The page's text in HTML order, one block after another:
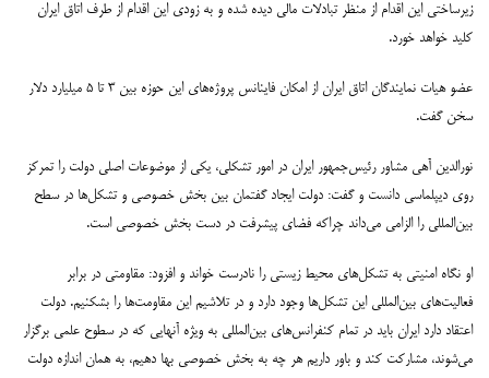
زیرساختی این اقدام از منظر تبادلات مالی دیده شده و به زودی این اقدام از طرف اتاق ایران
کلید خواهد خورد.
عضو هیات نمایندگان اتاق ایران از امکان فاینانس پروژه‌های این حوزه بین ۳ تا ۵ میلیارد دلار
سخن گفت.
نورالدین آهی مشاور رئیس‌جمهور ایران در امور تشکلی، یکی از موضوعات اصلی دولت را تمرکز
روی دیپلماسی دانست و گفت: دولت ایجاد گفتمان بین بخش خصوصی و تشکل‌ها در سطح
بین‌المللی را الزامی می‌داند چراکه فضای پیشرفت در دست بخش خصوصی است.
او نگاه امنیتی به تشکل‌های محیط زیستی را نادرست خواند و افزود: مقاومتی در برابر
فعالیت‌های بین‌المللی این تشکل‌ها وجود دارد و در تلاشیم این مقاومت‌ها را بشکنیم. دولت
اعتقاد دارد ایران باید در تمام کنفرانس‌های بین‌المللی به ویژه آنهایی که در سطوح علمی برگزار
می‌شوند، مشارکت کند و باور داریم هر چه به بخش خصوصی بها دهیم، به همان اندازه دولت